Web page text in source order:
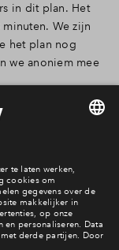
in dit plan. Het
We zijn
het plan nog
we anoniem mee